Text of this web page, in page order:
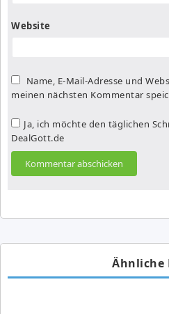
Website
Name, E-Mail-Adresse und
meinen nächsten Kommentar
Ja, ich möchte den täglichen
DealGott.de
Ähnliche